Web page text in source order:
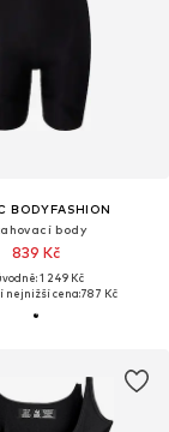
BODYFASHION
body
839 Kč
1 249 Kč
nejnižší cena:787 Kč